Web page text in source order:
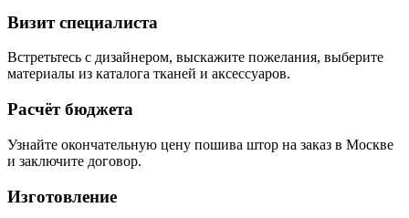
Визит специалиста
Встретьтесь с дизайнером, выскажите пожелания, выберите
материалы из каталога тканей и аксессуаров.
Расчёт бюджета
Узнайте окончательную цену пошива штор на заказ в Москве
и заключите договор.
Изготовление